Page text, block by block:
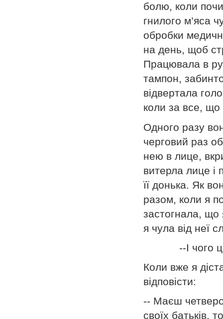
болю, коли
гнилого м’яса
обробки
на день, щоб
Працювала в
тампон,
відвертала
коли за все,
Одного разу
черговий раз
нею в лице,
витерла лице
її донька. Як
разом, коли я
застогнала, що
я чула від неї
--І чого це я
Коли вже я
відповісти:
-- Маєш
своїх батьків,